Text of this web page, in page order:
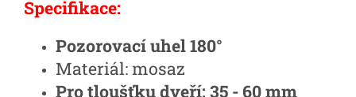
Specifikace:
Pozorovací uhel 180°
Materiál: mosaz
Pro tloušťku dveří: 35 - 60 mm